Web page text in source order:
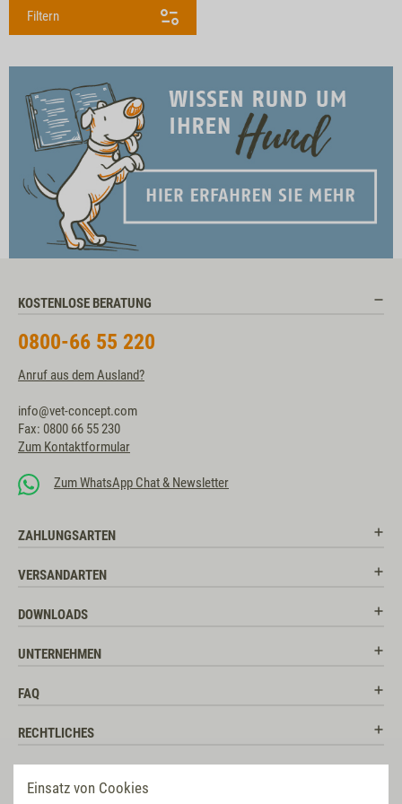
Einsatz von Cookies
Filtern
KOSTENLOSE BERATUNG
0800-66 55 220
Anruf aus dem Ausland?
info@vet-concept.com
Fax: 0800 66 55 230
Zum Kontaktformular
Zum WhatsApp Chat & Newsletter
ZAHLUNGSARTEN
VERSANDARTEN
DOWNLOADS
UNTERNEHMEN
FAQ
RECHTLICHES